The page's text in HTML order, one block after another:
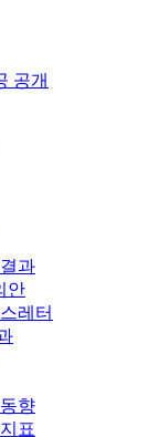
공개
과
안
레터
향
표